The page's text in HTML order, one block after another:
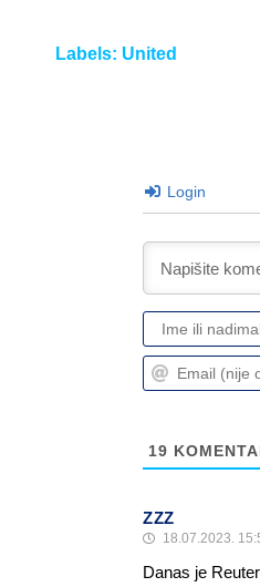
Labels: United
Login
19
ZZZ
18.07.2023.
Danas je